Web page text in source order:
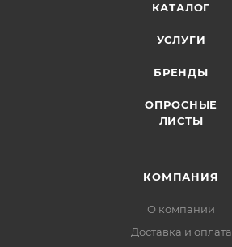
КАТАЛОГ
УСЛУГИ
БРЕНДЫ
ОПРОСНЫЕ
ЛИСТЫ
КОМПАНИЯ
О компании
Доставка и оплата